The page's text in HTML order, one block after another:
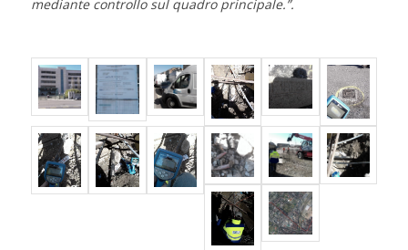
mediante controllo sul quadro principale.”.